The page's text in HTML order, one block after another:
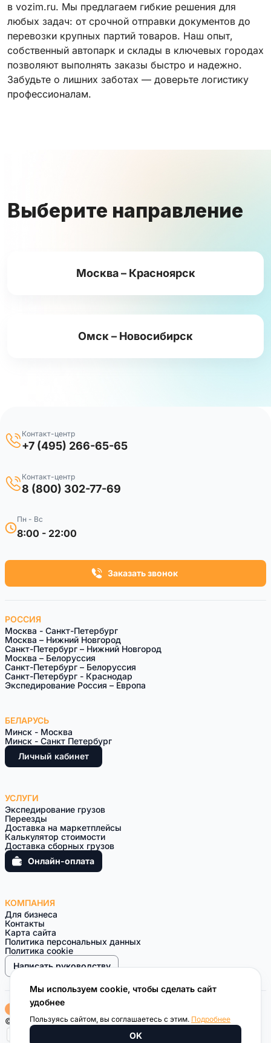
в vozim.ru. Мы предлагаем гибкие решения для
любых задач: от срочной отправки документов до
перевозки крупных партий товаров. Наш опыт,
собственный автопарк и склады в ключевых городах
позволяют выполнять заказы быстро и надежно.
Забудьте о лишних заботах — доверьте логистику
профессионалам.
Выберите направление
Москва – Красноярск
Омск – Новосибирск
Контакт-центр
+7 (495) 266-65-65
Контакт-центр
8 (800) 302-77-69
Пн - Вс
8:00 - 22:00
Заказать звонок
РОССИЯ
Москва - Санкт-Петербург
Москва – Нижний Новгород
Санкт-Петербург – Нижний Новгород
Москва – Белоруссия
Санкт-Петeрбург – Белоруссия
Санкт-Петербург - Краснодар
Экспедирование Россия – Европа
БЕЛАРУСЬ
Минск - Москва
Минск - Санкт Петербург
Личный кабинет
УСЛУГИ
Экспедирование грузов
Переезды
Доставка на маркетплейсы
Калькулятор стоимости
Доставка сборных грузов
Онлайн-оплата
КОМПАНИЯ
Для бизнеса
Контакты
Карта сайта
Политика персональных данных
Политика cookie
Написать руководству
© 2010 — 2026 Курьерская компания ВОЗИМ
Мы используем cookie, чтобы сделать сайт
удобнее
Пользуясь сайтом, вы соглашаетесь с этим. Подробнее
OK